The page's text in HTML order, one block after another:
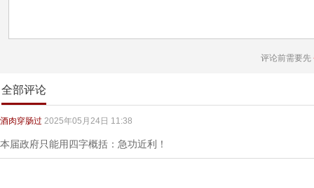
评论前需要先
全部评论
酒肉穿肠过 2025年05月24日 11:38
本届政府只能用四字概括：急功近利！